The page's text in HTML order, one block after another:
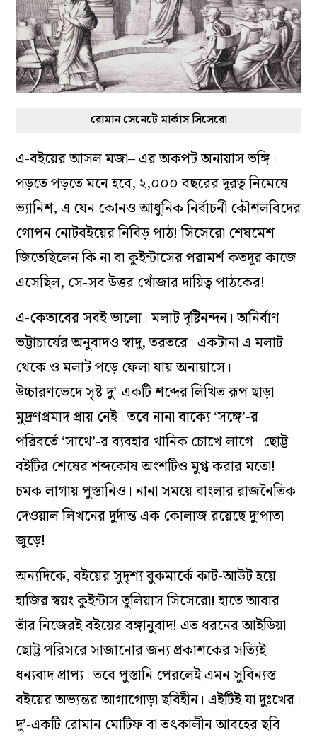
রোমান সেনেটে মার্কাস সিসেরো
এ-বইয়ের আসল মজা– এর অকপট অনায়াস ভঙ্গি।
পড়তে পড়তে মনে হবে, ২,০০০ বছরের দূরত্ব নিমেষে
ভ্যানিশ, এ যেন কোনও আধুনিক নির্বাচনী কৌশলবিদের
গোপন নোটবইয়ের নিবিড় পাঠ! সিসেরো শেষমেশ
জিতেছিলেন কি না বা কুইন্টাসের পরামর্শ কতদূর কাজে
এসেছিল, সে-সব উত্তর খোঁজার দায়িত্ব পাঠকের!
এ-কেতাবের সবই ভালো। মলাট দৃষ্টিনন্দন। অনির্বাণ
ভট্টাচার্যের অনুবাদও স্বাদু, তরতরে। একটানা এ মলাট
থেকে ও মলাট পড়ে ফেলা যায় অনায়াসে।
উচ্চারণভেদে সৃষ্ট দু’-একটি শব্দের লিখিত রূপ ছাড়া
মুদ্রণপ্রমাদ প্রায় নেই। তবে নানা বাক্যে ‘সঙ্গে’-র
পরিবর্তে ‘সাথে’-র ব্যবহার খানিক চোখে লাগে। ছোট্ট
বইটির শেষের শব্দকোষ অংশটিও মুগ্ধ করার মতো!
চমক লাগায় পুস্তানিও। নানা সময়ে বাংলার রাজনৈতিক
দেওয়াল লিখনের দুর্দান্ত এক কোলাজ রয়েছে দু’পাতা
জুড়ে!
অন্যদিকে, বইয়ের সুদৃশ্য বুকমার্কে কাট-আউট হয়ে
হাজির স্বয়ং কুইন্টাস তুলিয়াস সিসেরো! হাতে আবার
তাঁর নিজেরই বইয়ের বঙ্গানুবাদ! এত ধরনের আইডিয়া
ছোট্ট পরিসরে সাজানোর জন্য প্রকাশকের সত্যিই
ধন্যবাদ প্রাপ্য। তবে পুস্তানি পেরলেই এমন সুবিন্যস্ত
বইয়ের অভ্যন্তর আগাগোড়া ছবিহীন। এইটিই যা দুঃখের।
দু’-একটি রোমান মোটিফ বা তৎকালীন আবহের ছবি